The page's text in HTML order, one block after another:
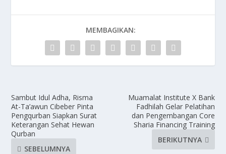
MEMBAGIKAN:
Sambut Idul Adha, Risma
At-Ta’awun Cibeber Pinta
Pengqurban Siapkan Surat
Keterangan Sehat Hewan
Qurban
SEBELUMNYA
Muamalat Institute X Bank
Fadhilah Gelar Pelatihan
dan Pengembangan Core
Sharia Financing Training
BERIKUTNYA